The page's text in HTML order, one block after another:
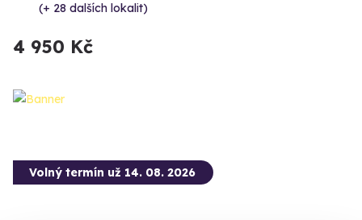
(+ 28 dalších lokalit)
4 950 Kč
Volný termín už 14. 08. 2026